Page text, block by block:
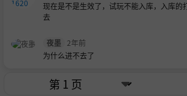
现在是不是生效了，试玩不能入库，入库的
去
夜墨 2年前
为什么进不去了